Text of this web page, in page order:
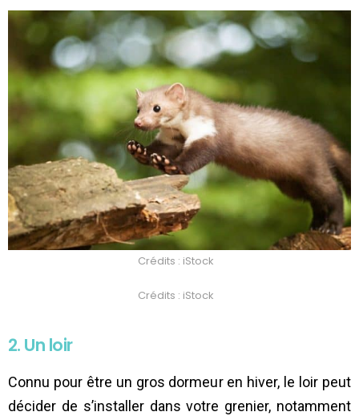
Crédits : iStock
Crédits : iStock
2. Un loir
Connu pour être un gros dormeur en hiver, le loir peut
décider de s’installer dans votre grenier, notamment